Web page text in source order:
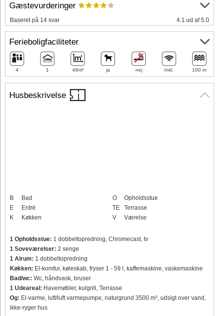
Husbeskrivelse
B
Bad
E
Entré
K
Køkken
O
Opholdsstue
TE
Terrasse
V
Værelse
1 Opholdsstue: 1 dobbeltopredning, Chromecast, tv
1 Soveværelser: 2 senge
1 Alrum: 1 dobbeltopredning
Køkken: El-komfur, køleskab, fryser 1 - 59 l, kaffemaskine, vaskemaskine
Bad/wc: Wc, håndvask, bruser
1 Udeareal: Havemøbler, kulgrill, Terrasse
Og: El-varme, luft/luft varmepumpe, naturgrund 3500 m², udsigt over vand,
ikke-ryger hus
Gæstevurderinger
Baseret på 14 svar 4.1 ud af 5.0
Ferieboligfaciliteter
4 1 46m² ja nej Inkl. 100 m